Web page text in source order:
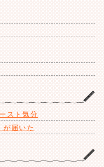
スト気分
届いた